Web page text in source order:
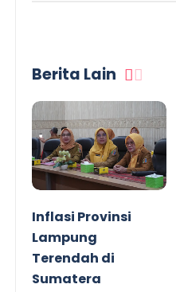
Berita Lain
Inflasi Provinsi
Lampung
Terendah di
Sumatera